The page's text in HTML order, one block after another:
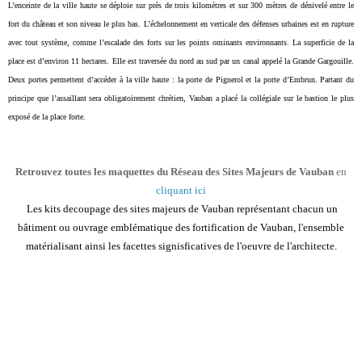
L’enceinte de la ville haute se déploiesur près de trois kilomètres et sur 300mètres de dénivelé entre le
fort du châteauet son niveau le plus bas. L’échelonnement en verticale des défenses urbaines est en rupture
avec tout système, comme l’escalade des forts sur les pointsominants environnants.La superficie de la
place est d’environ 11 hectares. Elle est traversée du nord au sud par un canal appelé laGrande Gargouille.
Deux portes permettent d’accéder à la ville haute : la porte de Pignerol et la porte d’Embrun. Partant du
principe que l’assaillant sera obligatoirement chrétien, Vauban a placé la collégiale sur lebastion le plus
exposé de la place forte.
Retrouvez toutes les maquettes du Réseau des Sites Majeurs de Vauban en
cliquant ici
Les kits decoupage des sites majeurs de Vauban représentant chacun un
bâtiment ou ouvrage emblématique des fortification de Vauban, l'ensemble
matérialisant ainsi les facettes signisficatives de l'oeuvre de l'architecte.